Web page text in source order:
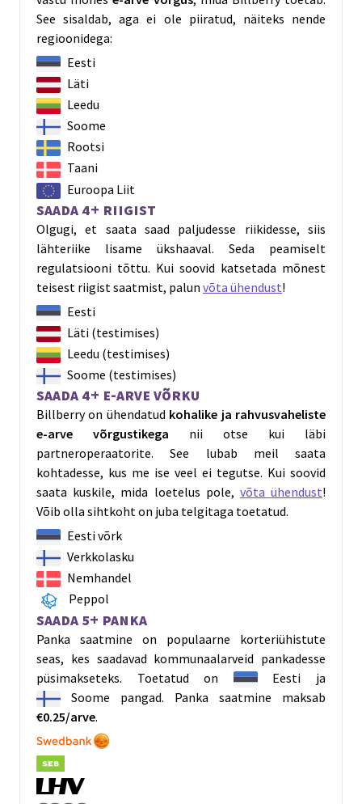
See sisaldab, aga ei ole piiratud, näiteks nende
regioonidega:
Eesti
Läti
Leedu
Soome
Rootsi
Taani
Euroopa Liit
Saada 4+ riigist
Olgugi, et saata saad paljudesse riikidesse, siis
lähteriike lisame ükshaaval. Seda peamiselt
regulatsiooni tõttu. Kui soovid katsetada mõnest
teisest riigist saatmist, palun võta ühendust!
Eesti
Läti (testimises)
Leedu (testimises)
Soome (testimises)
Saada 4+ e-arve võrku
Billberry on ühendatud kohalike ja rahvusvaheliste
e-arve võrgustikega nii otse kui läbi
partneroperaatorite. See lubab meil saata
kohtadesse, kus me ise veel ei tegutse. Kui soovid
saata kuskile, mida loetelus pole, võta ühendust!
Võib olla sihtkoht on juba telgitaga toetatud.
Eesti võrk
Verkkolasku
Nemhandel
Peppol
Saada 5+ panka
Panka saatmine on populaarne korteriühistute
seas, kes saadavad kommunaalarveid pankadesse
püsimakseteks. Toetatud on
Eesti ja
Soome pangad. Panka saatmine maksab
€0.25/arve.